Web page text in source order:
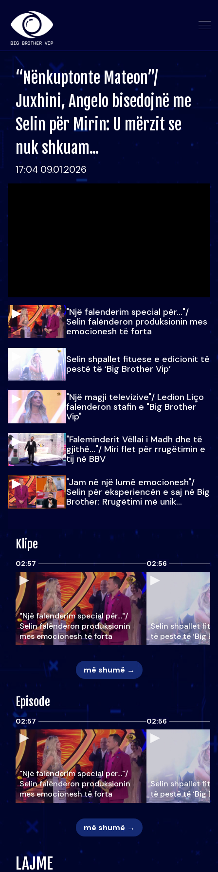
“Nënkuptonte Mateon”/
Juxhini, Angelo bisedojnë me
Selin për Mirin: U mërzit se
nuk shkuam...
17:04 09.01.2026
"Një falenderim special për…"/
Selin falënderon produksionin mes
emocionesh të forta
Selin shpallet fituese e edicionit të
pestë të ‘Big Brother Vip’
"Një magji televizive"/ Ledion Liço
falenderon stafin e "Big Brother
Vip"
"Faleminderit Vëllai i Madh dhe të
gjithë…"/ Miri flet për rrugëtimin e
tij në BBV
"Jam në një lumë emocionesh"/
Selin për eksperiencën e saj në Big
Brother: Rrugëtimi më unik…
Klipe
02:57
"Një falenderim special për…"/
Selin falënderon produksionin
mes emocionesh të forta
02:56
Selin shpallet
të pestë të ‘Big
më shumë →
Episode
02:57
"Një falenderim special për…"/
Selin falënderon produksionin
mes emocionesh të forta
02:56
Selin shpallet
të pestë të ‘Big
më shumë →
LAJME